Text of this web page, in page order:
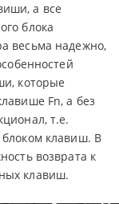
а все
блока
весьма надежно,
которые
Fn, а без
т.е.
клавиш. В
возврата к
клавиш.